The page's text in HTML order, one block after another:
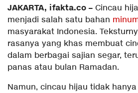
JAKARTA, ifakta.co – Cincau
menjadi salah satu bahan
masyarakat Indonesia.
rasanya yang khas membuat
dalam berbagai sajian segar,
panas atau bulan Ramadan.
Namun, cincau hijau tidak